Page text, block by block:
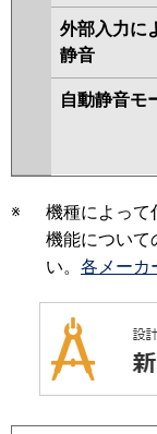
外部入力に
静音
自動静音モ
※
機種によって
機能について
い。 各メーカ